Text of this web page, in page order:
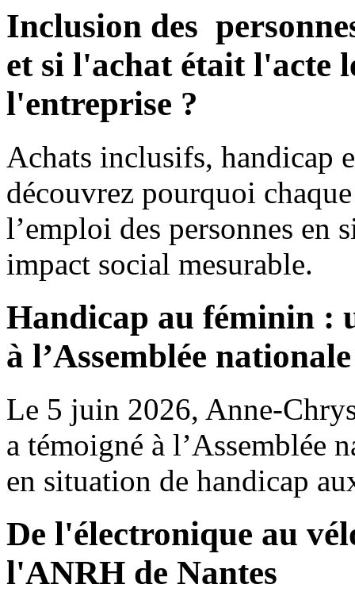
Inclusion des
et si l'achat était l'acte
l'entreprise ?
Achats inclusifs, handicap
découvrez pourquoi
l’emploi des personnes en
impact social mesurable.
Handicap au féminin :
à l’Assemblée nationale
Le 5 juin 2026,
a témoigné à l’Assemblée
en situation de handicap
De l'électronique au
l'ANRH de Nantes